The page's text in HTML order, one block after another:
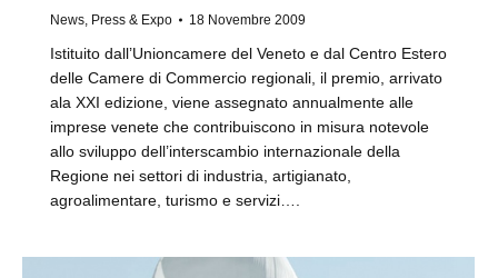
News, Press & Expo 18 Novembre 2009
Istituito dall’Unioncamere del Veneto e dal Centro Estero
delle Camere di Commercio regionali, il premio, arrivato
ala XXI edizione, viene assegnato annualmente alle
imprese venete che contribuiscono in misura notevole
allo sviluppo dell’interscambio internazionale della
Regione nei settori di industria, artigianato,
agroalimentare, turismo e servizi….